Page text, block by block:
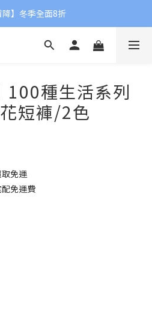
2026春夏新品】
降】冬季全面8折
2026春夏新品】
100種生活系列
短褲/2色
免運
免運費